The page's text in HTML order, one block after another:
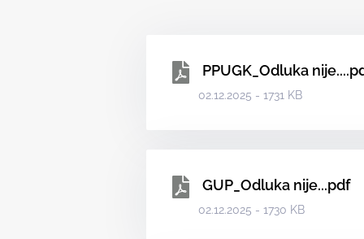
PPUGK_Odluka
02.12.2025 - 1731 KB
GUP_Odluka nije...pdf
02.12.2025 - 1730 KB